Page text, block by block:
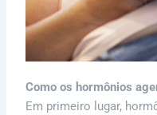
Como os hormônios
Em primeiro lugar,